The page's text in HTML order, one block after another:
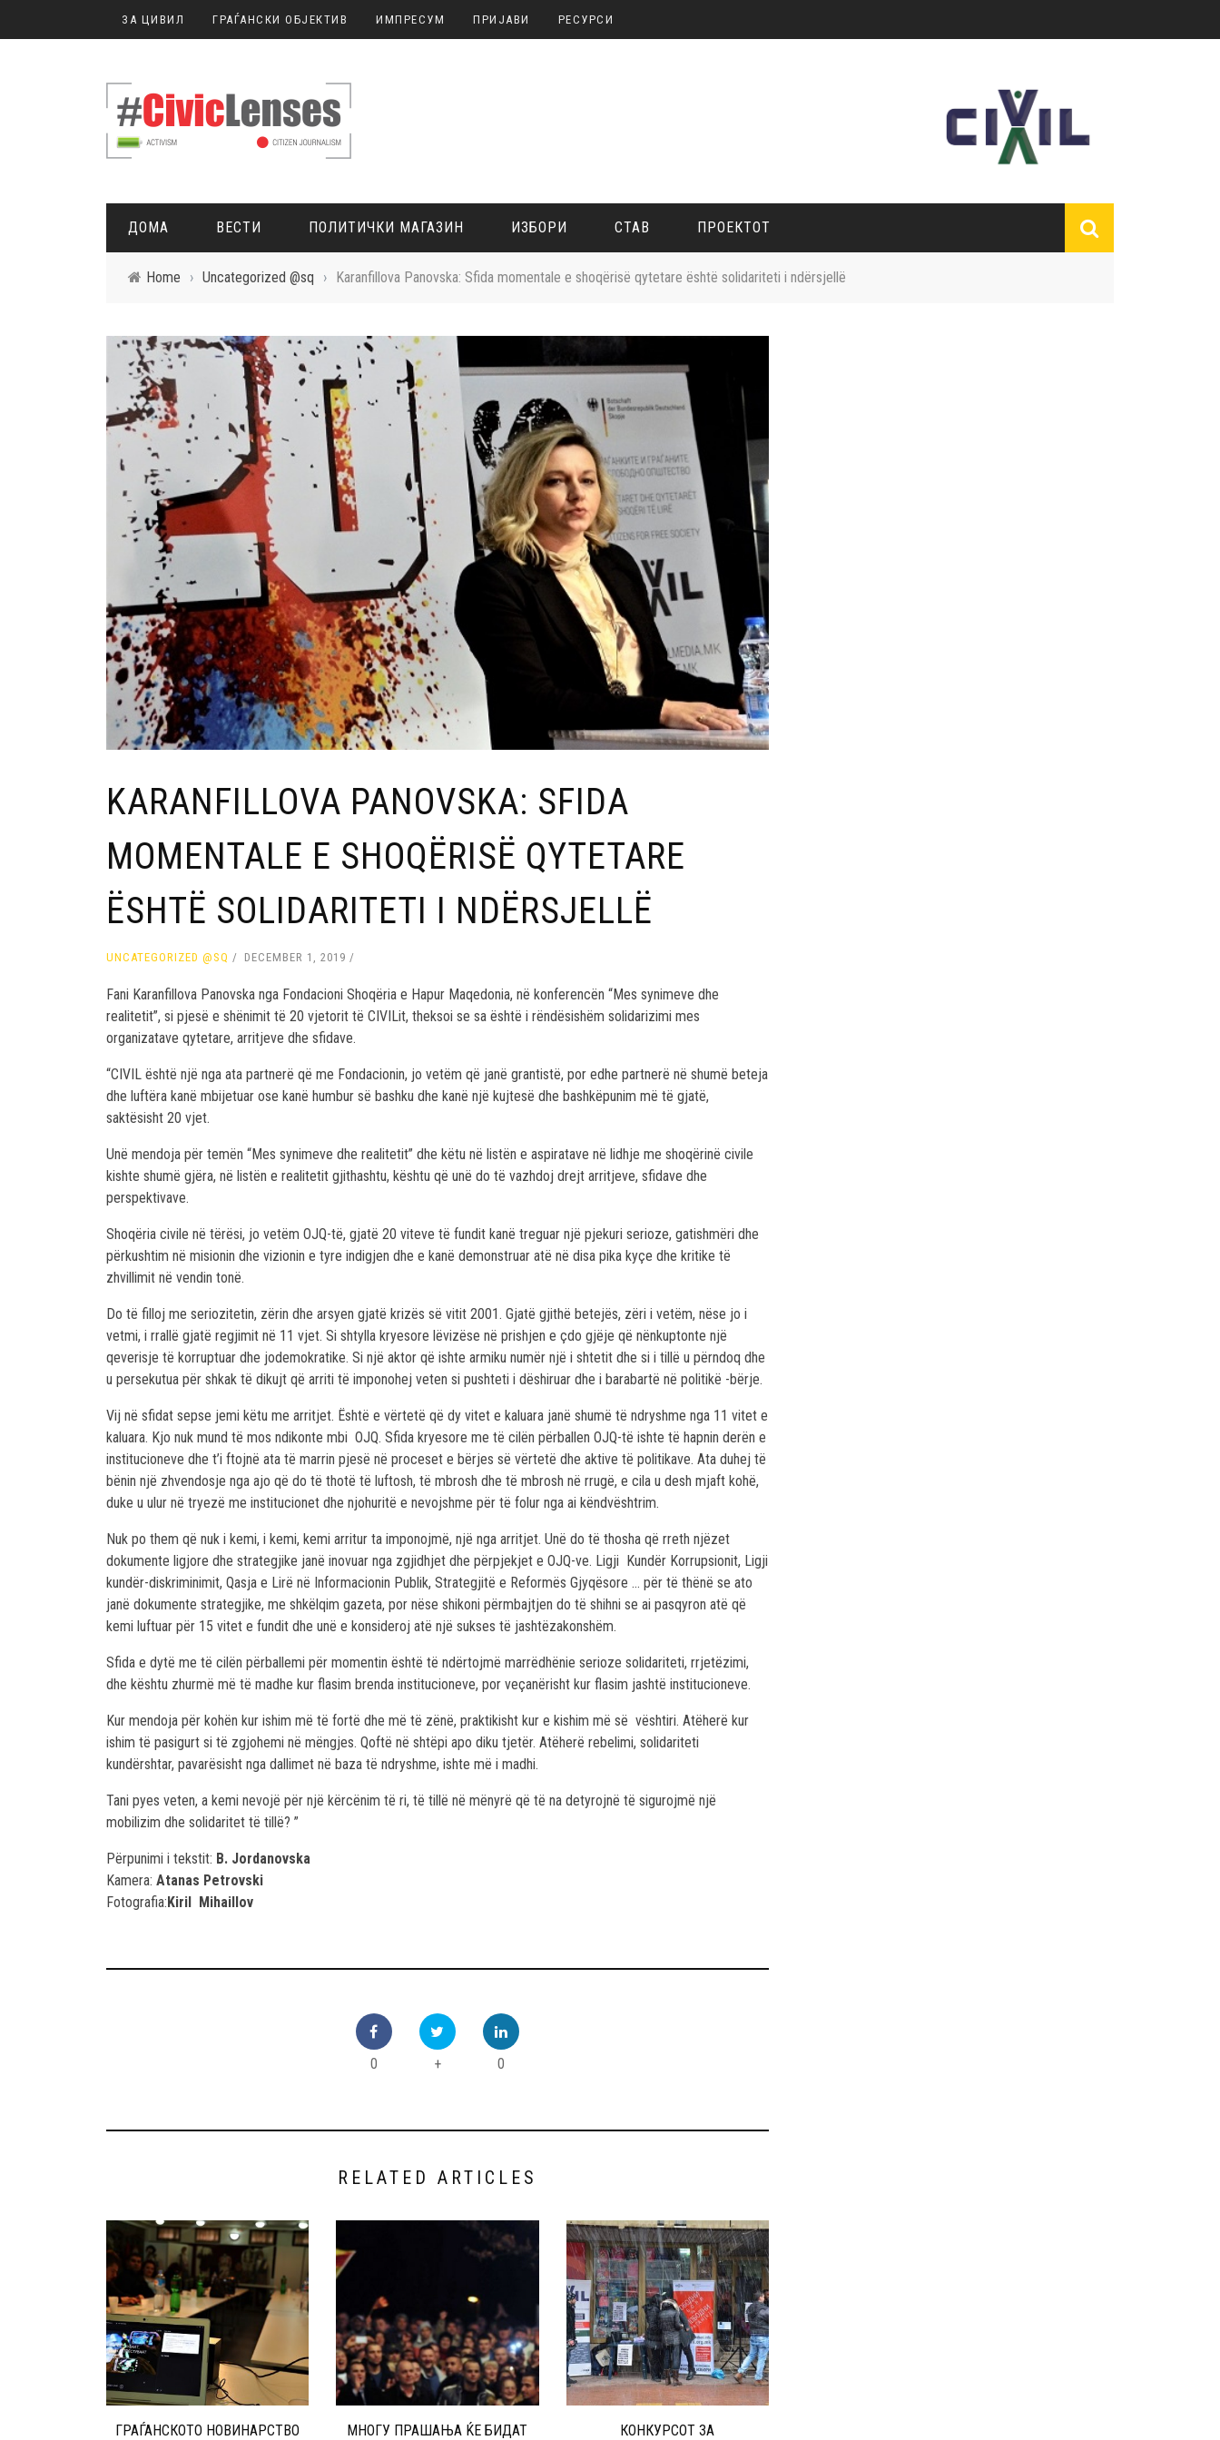
ЗА ЦИВИЛ ГРАЃАНСКИ ОБЈЕКТИВ ИМПРЕСУМ ПРИЈАВИ РЕСУРСИ
ДОМА ВЕСТИ ПОЛИТИЧКИ МАГАЗИН ИЗБОРИ СТАВ ПРОЕКТОТ
Home › Uncategorized @sq › Karanfillova Panovska: Sfida momentale e shoqërisë qytetare është solidariteti i ndërsjellë
KARANFILLOVA PANOVSKA: SFIDA
MOMENTALE E SHOQËRISË QYTETARE
ËSHTË SOLIDARITETI I NDËRSJELLË
UNCATEGORIZED @SQ DECEMBER 1, 2019
Fani Karanfillova Panovska nga Fondacioni Shoqëria e Hapur Maqedonia, në konferencën “Mes synimeve dhe
realitetit”, si pjesë e shënimit të 20 vjetorit të CIVILit, theksoi se sa është i rëndësishëm solidarizimi mes
organizatave qytetare, arritjeve dhe sfidave.
“CIVIL është një nga ata partnerë që me Fondacionin, jo vetëm që janë grantistë, por edhe partnerë në shumë beteja
dhe luftëra kanë mbijetuar ose kanë humbur së bashku dhe kanë një kujtesë dhe bashkëpunim më të gjatë,
saktësisht 20 vjet.
Unë mendoja për temën “Mes synimeve dhe realitetit” dhe këtu në listën e aspiratave në lidhje me shoqërinë civile
kishte shumë gjëra, në listën e realitetit gjithashtu, kështu që unë do të vazhdoj drejt arritjeve, sfidave dhe
perspektivave.
Shoqëria civile në tërësi, jo vetëm OJQ-të, gjatë 20 viteve të fundit kanë treguar një pjekuri serioze, gatishmëri dhe
përkushtim në misionin dhe vizionin e tyre indigjen dhe e kanë demonstruar atë në disa pika kyçe dhe kritike të
zhvillimit në vendin tonë.
Do të filloj me seriozitetin, zërin dhe arsyen gjatë krizës së vitit 2001. Gjatë gjithë betejës, zëri i vetëm, nëse jo i
vetmi, i rrallë gjatë regjimit në 11 vjet. Si shtylla kryesore lëvizëse në prishjen e çdo gjëje që nënkuptonte një
qeverisje të korruptuar dhe jodemokratike. Si një aktor që ishte armiku numër një i shtetit dhe si i tillë u përndoq dhe
u persekutua për shkak të dikujt që arriti të imponohej veten si pushteti i dëshiruar dhe i barabartë në politikë -bërje.
Vij në sfidat sepse jemi këtu me arritjet. Është e vërtetë që dy vitet e kaluara janë shumë të ndryshme nga 11 vitet e
kaluara. Kjo nuk mund të mos ndikonte mbi OJQ. Sfida kryesore me të cilën përballen OJQ-të ishte të hapnin derën e
institucioneve dhe t’i ftojnë ata të marrin pjesë në proceset e bërjes së vërtetë dhe aktive të politikave. Ata duhej të
bënin një zhvendosje nga ajo që do të thotë të luftosh, të mbrosh dhe të mbrosh në rrugë, e cila u desh mjaft kohë,
duke u ulur në tryezë me institucionet dhe njohuritë e nevojshme për të folur nga ai këndvështrim.
Nuk po them që nuk i kemi, i kemi, kemi arritur ta imponojmë, një nga arritjet. Unë do të thosha që rreth njëzet
dokumente ligjore dhe strategjike janë inovuar nga zgjidhjet dhe përpjekjet e OJQ-ve. Ligji Kundër Korrupsionit, Ligji
kundër-diskriminimit, Qasja e Lirë në Informacionin Publik, Strategjitë e Reformës Gjyqësore … për të thënë se ato
janë dokumente strategjike, me shkëlqim gazeta, por nëse shikoni përmbajtjen do të shihni se ai pasqyron atë që
kemi luftuar për 15 vitet e fundit dhe unë e konsideroj atë një sukses të jashtëzakonshëm.
Sfida e dytë me të cilën përballemi për momentin është të ndërtojmë marrëdhënie serioze solidariteti, rrjetëzimi,
dhe kështu zhurmë më të madhe kur flasim brenda institucioneve, por veçanërisht kur flasim jashtë institucioneve.
Kur mendoja për kohën kur ishim më të fortë dhe më të zënë, praktikisht kur e kishim më së vështiri. Atëherë kur
ishim të pasigurt si të zgjohemi në mëngjes. Qoftë në shtëpi apo diku tjetër. Atëherë rebelimi, solidariteti
kundërshtar, pavarësisht nga dallimet në baza të ndryshme, ishte më i madhi.
Tani pyes veten, a kemi nevojë për një kërcënim të ri, të tillë në mënyrë që të na detyrojnë të sigurojmë një
mobilizim dhe solidaritet të tillë? ”
Përpunimi i tekstit: B. Jordanovska
Kamera: Atanas Petrovski
Fotografia: Kiril Mihaillov
0 + 0
RELATED ARTICLES
ГРАЃАНСКОТО НОВИНАРСТВО МНОГУ ПРАШАЊА ЌЕ БИДАТ КОНКУРСОТ ЗА